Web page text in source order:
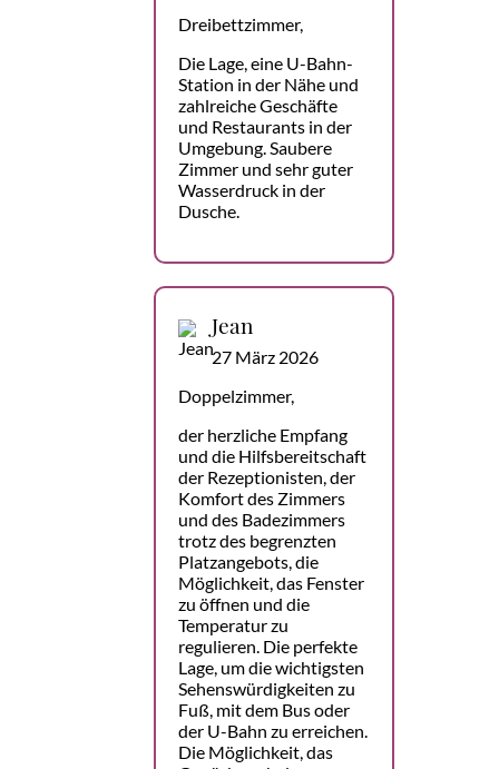
Dreibettzimmer,
Die Lage, eine U-Bahn-
Station in der Nähe und
zahlreiche Geschäfte
und Restaurants in der
Umgebung. Saubere
Zimmer und sehr guter
Wasserdruck in der
Dusche.
Jean
27 März 2026
Doppelzimmer,
der herzliche Empfang
und die Hilfsbereitschaft
der Rezeptionisten, der
Komfort des Zimmers
und des Badezimmers
trotz des begrenzten
Platzangebots, die
Möglichkeit, das Fenster
zu öffnen und die
Temperatur zu
regulieren. Die perfekte
Lage, um die wichtigsten
Sehenswürdigkeiten zu
Fuß, mit dem Bus oder
der U-Bahn zu erreichen.
Die Möglichkeit, das